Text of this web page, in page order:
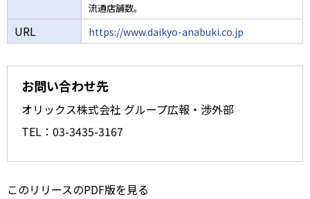
流通店舗数。
URL https://www.daikyo-anabuki.co.jp
お問い合わせ先
オリックス株式会社 グループ広報・渉外部
TEL：03-3435-3167
このリリースのPDF版を見る